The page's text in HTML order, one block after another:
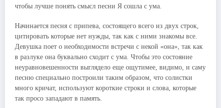
чтобы лучше понять смысл песни Я сошла с ума.
Начинается песня с припева, состоящего всего из двух строк,
цитировать которые нет нужды, так как с ними знакомы все.
Девушка поет о необходимости встречи с некой «она», так как
в разлуке она буквально сходит с ума. Чтобы это состояние
неуравновешенности выглядело еще ощутимее, видимо, и саму
песню специально построили таким образом, что солистки
много кричат, используют короткие строки и слова, которые
так просо западают в память.